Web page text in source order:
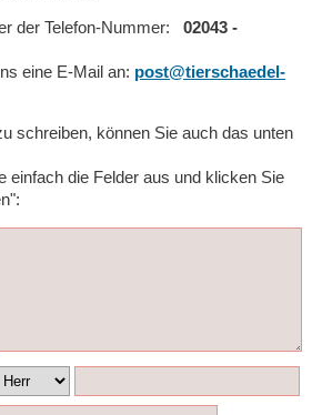
der Telefon-Nummer: 02043 -
eine E-Mail an: post@tierschaedel-
schreiben, können Sie auch das unten
einfach die Felder aus und klicken Sie